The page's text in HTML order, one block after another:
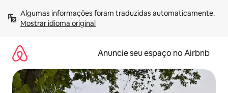
para
Mostrar idioma original
Anuncie seu espaço no Airbnb